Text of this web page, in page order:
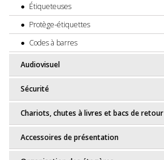
Étiqueteuses
Protège-étiquettes
Codes à barres
Audiovisuel
Sécurité
Chariots, chutes à livres et bacs de retour
Accessoires de présentation